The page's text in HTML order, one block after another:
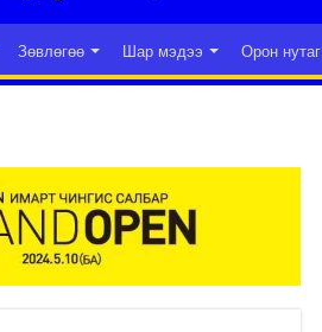
Зөвлөгөө Шар мэдээ Орон нутаг